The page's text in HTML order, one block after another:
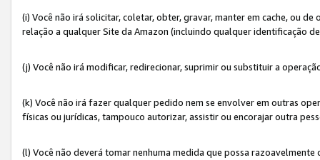
(i) Você não irá solicitar, coletar, obter, gravar, manter em cache, ou
relação a qualquer Site da Amazon (incluindo qualquer identificação
(j) Você não irá modificar, redirecionar, suprimir ou substituir a
(k) Você não irá fazer qualquer pedido nem se envolver em outras
físicas ou jurídicas, tampouco autorizar, assistir ou encorajar outra
(l) Você não deverá tomar nenhuma medida que possa